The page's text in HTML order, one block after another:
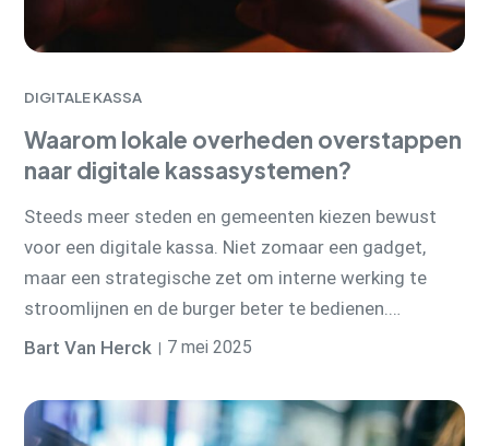
DIGITALE KASSA
Waarom lokale overheden overstappen
naar digitale kassasystemen?
Steeds meer steden en gemeenten kiezen bewust
voor een digitale kassa. Niet zomaar een gadget,
maar een strategische zet om interne werking te
stroomlijnen en de burger beter te bedienen.…
Bart Van Herck
7 mei 2025